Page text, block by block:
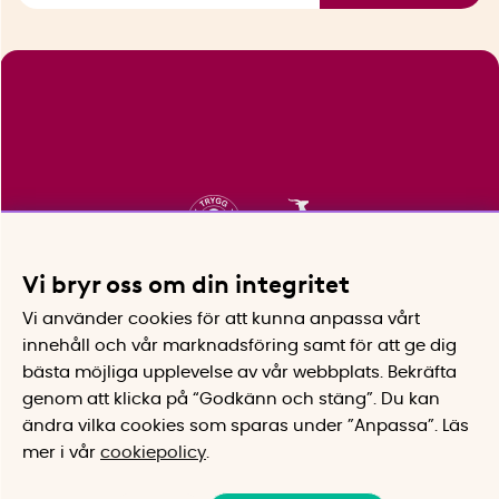
Vi bryr oss om din integritet
Vi använder cookies för att kunna anpassa vårt
innehåll och vår marknadsföring samt för att ge dig
bästa möjliga upplevelse av vår webbplats.
Bekräfta
genom att klicka på “Godkänn och stäng”. Du kan
ändra vilka cookies som sparas under ”Anpassa”.
Läs
mer i vår cookiepolicy